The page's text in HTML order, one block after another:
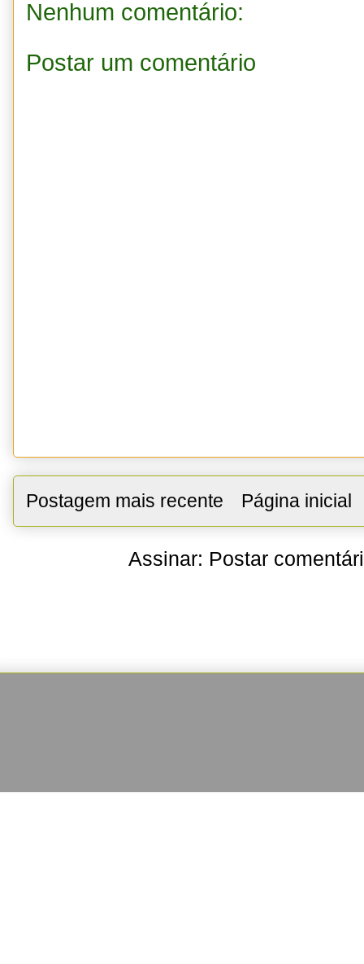
Nenhum comentário:
Postar um comentário
Postagem mais recente Página inicial
Assinar: Postar